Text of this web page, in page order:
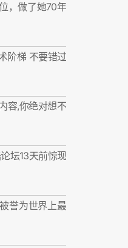
，做了她70年
阶梯 不要错过
容,你绝对想不
坛13天前惊现
誉为世界上最